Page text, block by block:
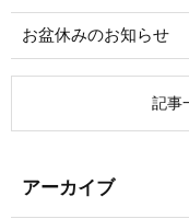
お盆休みのお知らせ
記事
アーカイブ